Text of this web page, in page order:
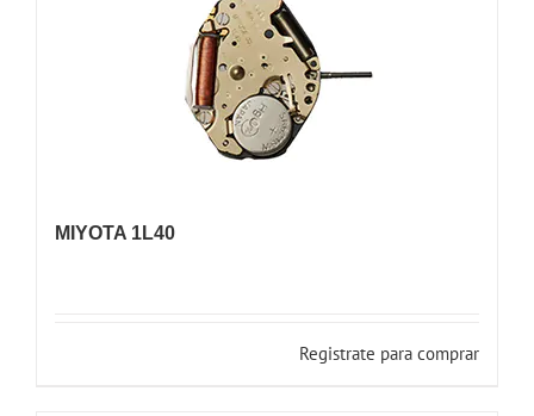
MIYOTA 1L40
Registrate para comprar